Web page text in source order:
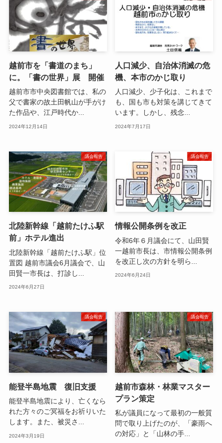
越前市を「書道のまち」
に。「書の世界」展 開催
越前市市中央図書館では、私の
父で書家の故土田帆山が手がけ
た作品や、江戸時代か...
2024年12月14日
人口減少、自治体消滅の危
機、本市のかじ取り
人口減少、少子化は、これまで
も、国も市も対策を講じてきて
います。しかし、残念...
2024年7月17日
議会報告
北陸新幹線「越前たけふ駅
前」ホテル進出
北陸新幹線「越前たけふ駅」位
置図 越前市議会6月議会で、山
田賢一市長は、打診し...
2024年6月27日
議会報告
情報公開条例を改正
令和6年６月議会にて、山田賢
一越前市長は、市情報公開条例
を改正し次の方針を明ら...
2024年6月24日
議会報告
能登半島地震 復旧支援
能登半島地震により、亡くなら
れた方々のご冥福をお祈りいた
します。また、被災さ...
2024年3月19日
議会報告
越前市森林・林業マスター
プラン策定
私が議員になって最初の一般質
問で取り上げたのが、「豪雨へ
の対応」と「山林の手...